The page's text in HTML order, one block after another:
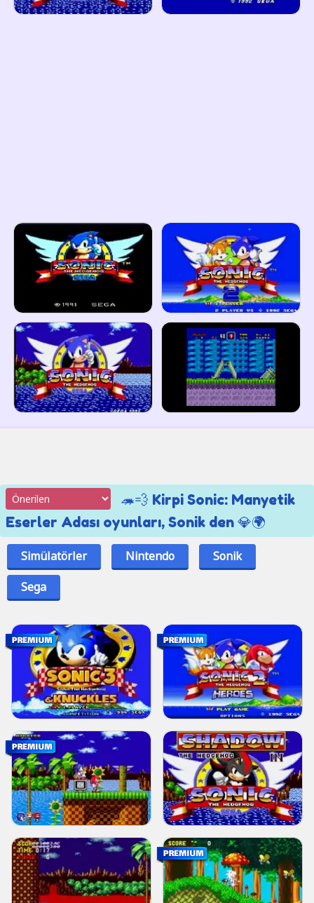
🦔💨 Kirpi Sonic: Manyetik
Eserler Adası oyunları, Sonik den 💎🌍
Simülatörler Nintendo
Sonik
Sega